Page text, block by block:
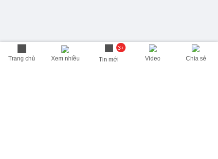
Trang chủ Xem nhiều
3+
Tin mới Video Chia sẻ